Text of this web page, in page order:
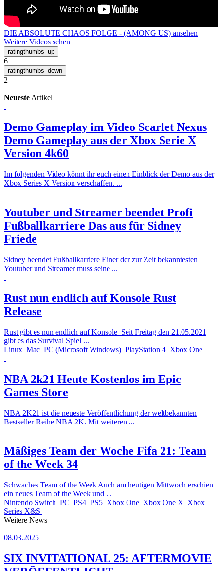
DIE ABSOLUTE CHAOS FOLGE - (AMONG US) ansehen
Weitere Videos sehen
6
2
Neueste Artikel
Demo Gameplay im Video Scarlet Nexus
Demo Gameplay aus der Xbox Serie X
Version 4k60
Im folgenden Video könnt ihr euch einen Einblick der Demo aus der
Xbox Series X Version verschaffen. ...
Youtuber und Streamer beendet Profi
Fußballkarriere Das aus für Sidney
Friede
Sidney beendet Fußballkarriere Einer der zur Zeit bekanntesten
Youtuber und Streamer muss seine ...
Rust nun endlich auf Konsole Rust
Release
Rust gibt es nun endlich auf Konsole Seit Freitag den 21.05.2021
gibt es das Survival Spiel ...
Linux Mac PC (Microsoft Windows) PlayStation 4 Xbox One
NBA 2k21 Heute Kostenlos im Epic
Games Store
NBA 2K21 ist die neueste Veröffentlichung der weltbekannten
Bestseller-Reihe NBA 2K. Mit weiteren ...
Mäßiges Team der Woche Fifa 21: Team
of the Week 34
Schwaches Team of the Week Auch am heutigen Mittwoch erschien
ein neues Team of the Week und ...
Nintendo Switch PC PS4 PS5 Xbox One Xbox One X Xbox
Series X&S
Weitere News
08.03.2025
SIX INVITATIONAL 25: AFTERMOVIE